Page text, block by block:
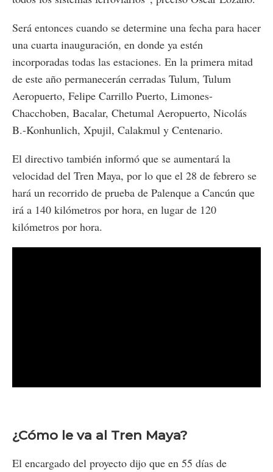
Será entonces cuando se determine una fecha para hacer
una cuarta inauguración, en donde ya estén
incorporadas todas las estaciones. En la primera mitad
de este año permanecerán cerradas Tulum, Tulum
Aeropuerto, Felipe Carrillo Puerto, Limones-
Chacchoben, Bacalar, Chetumal Aeropuerto, Nicolás
B.-Konhunlich, Xpujil, Calakmul y Centenario.
El directivo también informó que se aumentará la
velocidad del Tren Maya, por lo que el 28 de febrero se
hará un recorrido de prueba de Palenque a Cancún que
irá a 140 kilómetros por hora, en lugar de 120
kilómetros por hora.
¿Cómo le va al Tren Maya?
El encargado del proyecto dijo que en 55 días de